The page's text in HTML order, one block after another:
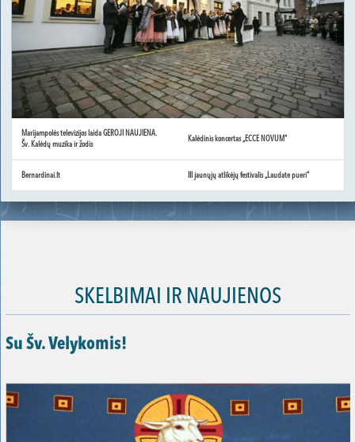
Marijampolės televizijos laida GEROJI NAUJIENA.
Šv. Kalėdų muzika ir žodis
Kalėdinis koncertas „ECCE NOVUM“
Bernardinai.lt III jaunųjų atlikėjų festivalis „Laudate pueri“
SKELBIMAI IR NAUJIENOS
Su Šv. Velykomis!